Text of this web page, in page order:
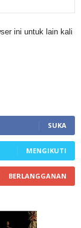
ini untuk lain kali
SUKA
MENGIKUTI
BERLANGGANAN